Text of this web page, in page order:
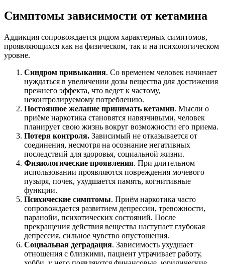
Симптомы зависимости от кетамина
Аддикция сопровождается рядом характерных симптомов,
проявляющихся как на физическом, так и на психологическом
уровне.
Синдром привыкания. Со временем человек начинает
нуждаться в увеличении дозы вещества для достижения
прежнего эффекта, что ведет к частому,
неконтролируемому потреблению.
Постоянное желание принимать кетамин. Мысли о
приёме наркотика становятся навязчивыми, человек
планирует свою жизнь вокруг возможности его приема.
Потеря контроля. Зависимый не отказывается от
соединения, несмотря на осознание негативных
последствий для здоровья, социальной жизни.
Физиологические проявления. При длительном
использовании проявляются повреждения мочевого
пузыря, почек, ухудшается память, когнитивные
функции.
Психические симптомы. Приём наркотика часто
сопровождается развитием депрессии, тревожности,
паранойи, психотических состояний. После
прекращения действия вещества наступает глубокая
депрессия, сильное чувство опустошения.
Социальная деградация. Зависимость ухудшает
отношения с близкими, пациент утрачивает работу,